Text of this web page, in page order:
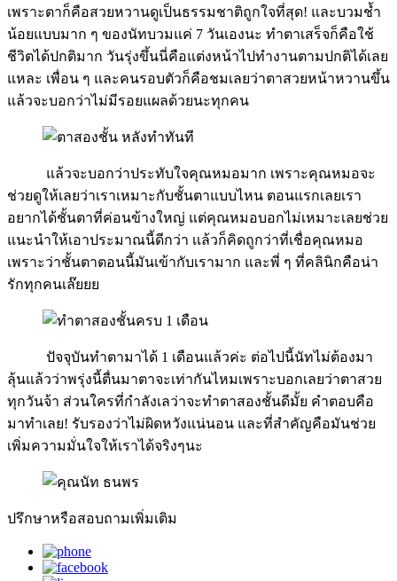
เพราะตาก็คือสวยหวานดูเป็นธรรมชาติถูกใจที่สุด! และบวมช้ำ
น้อยแบบมาก ๆ ของนัทบวมแค่ 7 วันเองนะ ทำตาเสร็จก็คือใช้
ชีวิตได้ปกติมาก วันรุ่งขึ้นนี่คือแต่งหน้าไปทำงานตามปกติได้เลย
แหละ เพื่อน ๆ และคนรอบตัวก็คือชมเลยว่าตาสวยหน้าหวานขึ้น
แล้วจะบอกว่าไม่มีรอยแผลด้วยนะทุกคน
แล้วจะบอกว่าประทับใจคุณหมอมาก เพราะคุณหมอจะ
ช่วยดูให้เลยว่าเราเหมาะกับชั้นตาแบบไหน ตอนแรกเลยเรา
อยากได้ชั้นตาที่ค่อนข้างใหญ่ แต่คุณหมอบอกไม่เหมาะเลยช่วย
แนะนำให้เอาประมาณนี้ดีกว่า เเล้วก็คิดถูกว่าที่เชื่อคุณหมอ
เพราะว่าชั้นตาตอนนี้มันเข้ากับเรามาก และพี่ ๆ ที่คลินิกคือน่า
รักทุกคนเล๊ยยย
ปัจจุบันทำตามาได้ 1 เดือนแล้วค่ะ ต่อไปนี้นัทไม่ต้องมา
ลุ้นแล้วว่าพรุ่งนี้ตื่นมาตาจะเท่ากันไหมเพราะบอกเลยว่าตาสวย
ทุกวันจ้า ส่วนใครที่กำลังเลว่าจะทำตาสองชั้นดีมั้ย คำตอบคือ
มาทำเลย! รับรองว่าไม่ผิดหวังแน่นอน และที่สำคัญคือมันช่วย
เพิ่มความมั่นใจให้เราได้จริงๆนะ
ปรึกษาหรือสอบถามเพิ่มเติม